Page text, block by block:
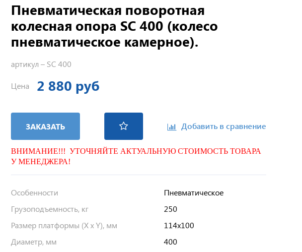
Пневматическая поворотная
колесная опора SC 400 (колесо
пневматическое камерное).
артикул – SC 400
Цена 2 880 руб
ЗАКАЗАТЬ Добавить в сравнение
ВНИМАНИЕ!!! УТОЧНЯЙТЕ АКТУАЛЬНУЮ СТОИМОСТЬ ТОВАРА
У МЕНЕДЖЕРА!
Особенности
Пневматическое
Грузоподъемность, кг
250
Размер платформы (X x Y), мм
114х100
Диаметр, мм
400